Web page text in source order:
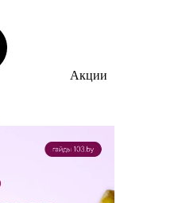
Акции